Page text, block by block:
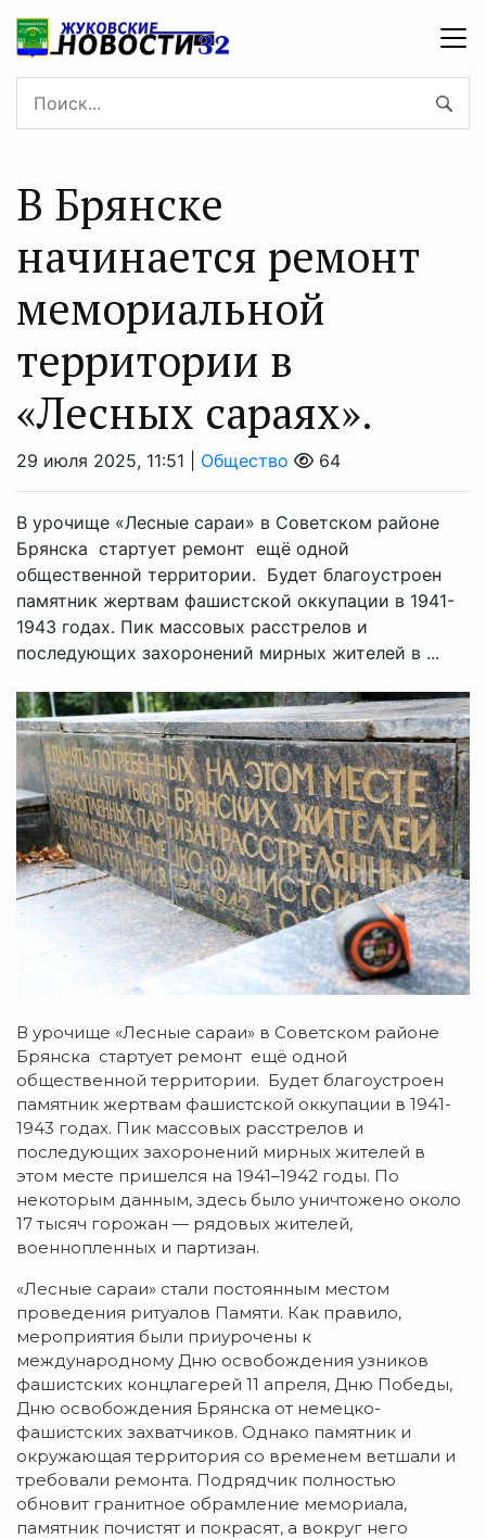
В Брянске
начинается ремонт
мемориальной
территории в
«Лесных сараях».
29 июля 2025, 11:51 | Общество 64
В урочище «Лесные сараи» в Советском районе
Брянска стартует ремонт ещё одной
общественной территории. Будет благоустроен
памятник жертвам фашистской оккупации в 1941-
1943 годах. Пик массовых расстрелов и
последующих захоронений мирных жителей в ...
В урочище «Лесные сараи» в Советском районе
Брянска стартует ремонт ещё одной
общественной территории. Будет благоустроен
памятник жертвам фашистской оккупации в 1941-
1943 годах. Пик массовых расстрелов и
последующих захоронений мирных жителей в
этом месте пришелся на 1941–1942 годы. По
некоторым данным, здесь было уничтожено около
17 тысяч горожан — рядовых жителей,
военнопленных и партизан.
«Лесные сараи» стали постоянным местом
проведения ритуалов Памяти. Как правило,
мероприятия были приурочены к
международному Дню освобождения узников
фашистских концлагерей 11 апреля, Дню Победы,
Дню освобождения Брянска от немецко-
фашистских захватчиков. Однако памятник и
окружающая территория со временем ветшали и
требовали ремонта. Подрядчик полностью
обновит гранитное обрамление мемориала,
памятник почистят и покрасят, а вокруг него